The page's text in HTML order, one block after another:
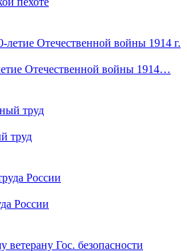
Отечественной войны 1914…
труд
России